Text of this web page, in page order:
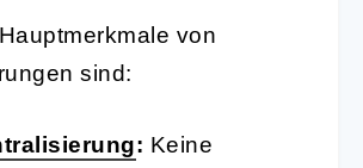
von
sind:
: Keine